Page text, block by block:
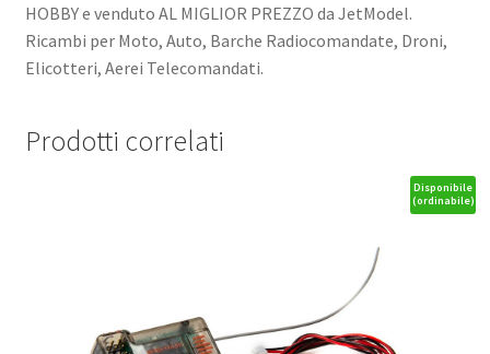
HOBBY e venduto AL MIGLIOR PREZZO da JetModel.
Ricambi per Moto, Auto, Barche Radiocomandate, Droni,
Elicotteri, Aerei Telecomandati.
Prodotti correlati
Disponibile
(ordinabile)